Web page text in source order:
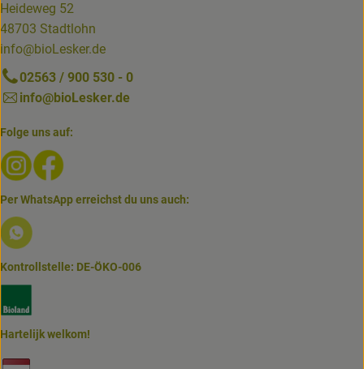
Heideweg 52
48703 Stadtlohn
info@bioLesker.de
02563 / 900 530 - 0
info@bioLesker.de
Folge uns auf:
Externer Link zu https://www.instagram.com/biolesker/
Per WhatsApp erreichst du uns auch:
Externer Link zu https://www.biolesker.de/lieferservice/
Kontrollstelle: DE-ÖKO-006
Hartelijk welkom!